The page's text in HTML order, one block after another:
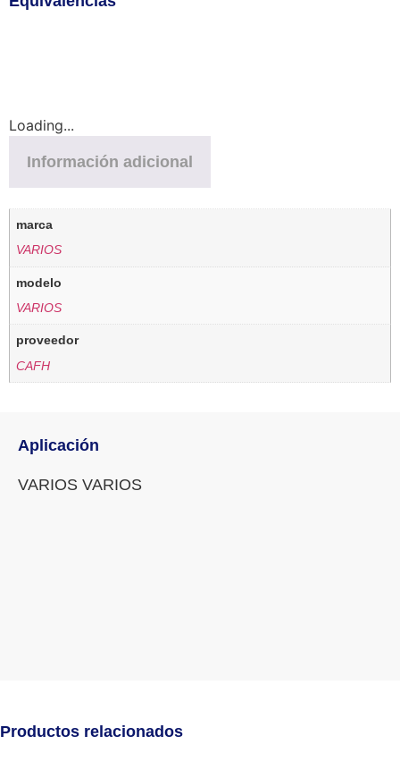
Loading...
Información adicional
marca
VARIOS
modelo
VARIOS
proveedor
CAFH
Aplicación
VARIOS VARIOS
Productos relacionados